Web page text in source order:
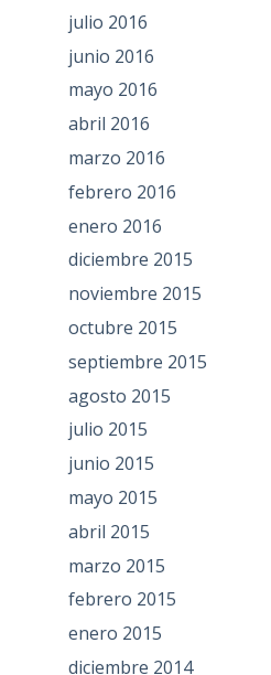
julio 2016
junio 2016
mayo 2016
abril 2016
marzo 2016
febrero 2016
enero 2016
diciembre 2015
noviembre 2015
octubre 2015
septiembre 2015
agosto 2015
julio 2015
junio 2015
mayo 2015
abril 2015
marzo 2015
febrero 2015
enero 2015
diciembre 2014